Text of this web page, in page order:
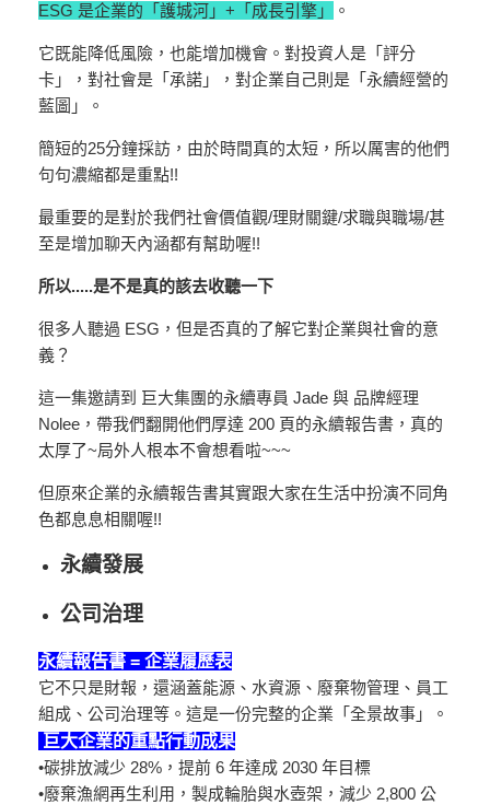
ESG 是企業的「護城河」+「成長引擎」 。
它既能降低風險，也能增加機會。對投資人是「評分
卡」，對社會是「承諾」，對企業自己則是「永續經營的
藍圖」。
簡短的25分鐘採訪，由於時間真的太短，所以厲害的他們
句句濃縮都是重點!!
最重要的是對於我們社會價值觀/理財關鍵/求職與職場/甚
至是增加聊天內涵都有幫助喔!!
所以.....是不是真的該去收聽一下
很多人聽過 ESG，但是否真的了解它對企業與社會的意
義？
這一集邀請到 巨大集團的永續專員 Jade 與 品牌經理
Nolee，帶我們翻開他們厚達 200 頁的永續報告書，真的
太厚了~局外人根本不會想看啦~~~
但原來企業的永續報告書其實跟大家在生活中扮演不同角
色都息息相關喔!!
永續發展
公司治理
永續報告書 = 企業履歷表
它不只是財報，還涵蓋能源、水資源、廢棄物管理、員工
組成、公司治理等。這是一份完整的企業「全景故事」。
巨大企業的重點行動成果
•碳排放減少 28%，提前 6 年達成 2030 年目標
•廢棄漁網再生利用，製成輪胎與水壺架，減少 2,800 公